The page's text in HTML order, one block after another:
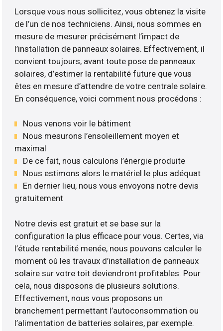
Lorsque vous nous sollicitez, vous obtenez la visite
de l’un de nos techniciens. Ainsi, nous sommes en
mesure de mesurer précisément l’impact de
l’installation de panneaux solaires. Effectivement, il
convient toujours, avant toute pose de panneaux
solaires, d’estimer la rentabilité future que vous
êtes en mesure d’attendre de votre centrale solaire.
En conséquence, voici comment nous procédons :
Nous venons voir le bâtiment
Nous mesurons l’ensoleillement moyen et
maximal
De ce fait, nous calculons l’énergie produite
Nous estimons alors le matériel le plus adéquat
En dernier lieu, nous vous envoyons notre devis
gratuitement
Notre devis est gratuit et se base sur la
configuration la plus efficace pour vous. Certes, via
l’étude rentabilité menée, nous pouvons calculer le
moment où les travaux d’installation de panneaux
solaire sur votre toit deviendront profitables. Pour
cela, nous disposons de plusieurs solutions.
Effectivement, nous vous proposons un
branchement permettant l’autoconsommation ou
l’alimentation de batteries solaires, par exemple.